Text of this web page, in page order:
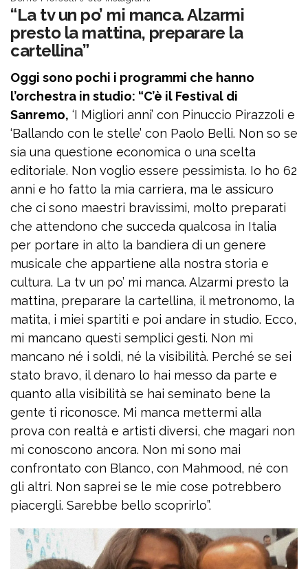
“La tv un po’ mi manca. Alzarmi
presto la mattina, preparare la
cartellina”
Oggi sono pochi i programmi che hanno
l’orchestra in studio: “C’è il Festival di
Sanremo, ‘I Migliori anni’ con Pinuccio Pirazzoli e
‘Ballando con le stelle’ con Paolo Belli. Non so se
sia una questione economica o una scelta
editoriale. Non voglio essere pessimista. Io ho 62
anni e ho fatto la mia carriera, ma le assicuro
che ci sono maestri bravissimi, molto preparati
che attendono che succeda qualcosa in Italia
per portare in alto la bandiera di un genere
musicale che appartiene alla nostra storia e
cultura. La tv un po’ mi manca. Alzarmi presto la
mattina, preparare la cartellina, il metronomo, la
matita, i miei spartiti e poi andare in studio. Ecco,
mi mancano questi semplici gesti. Non mi
mancano né i soldi, né la visibilità. Perché se sei
stato bravo, il denaro lo hai messo da parte e
quanto alla visibilità se hai seminato bene la
gente ti riconosce. Mi manca mettermi alla
prova con realtà e artisti diversi, che magari non
mi conoscono ancora. Non mi sono mai
confrontato con Blanco, con Mahmood, né con
gli altri. Non saprei se le mie cose potrebbero
piacergli. Sarebbe bello scoprirlo”.